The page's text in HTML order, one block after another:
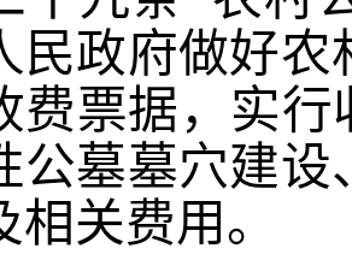
民政府做好
费票据，实行
公墓墓穴建
相关费用。